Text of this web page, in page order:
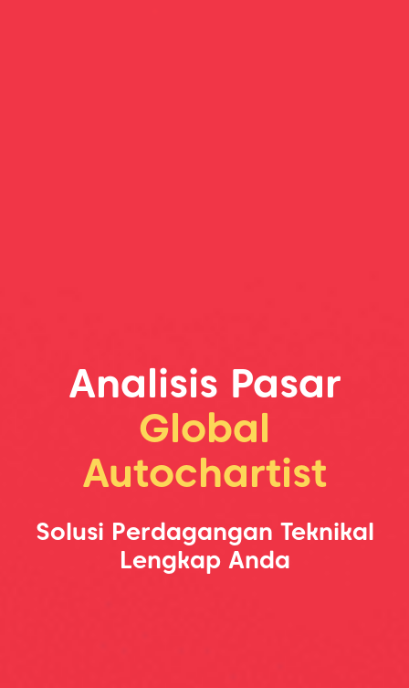
Analisis Pasar
Global
Autochartist
Solusi Perdagangan Teknikal
Lengkap Anda